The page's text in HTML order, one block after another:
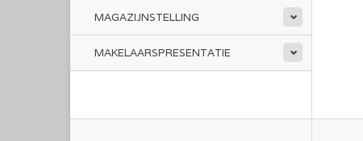
MAGAZIJNSTELLING
MAKELAARSPRESENTATIE